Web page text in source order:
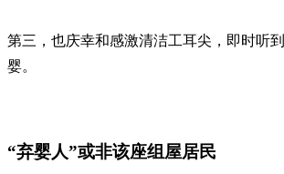
第三，也庆幸和感激清洁工耳尖，即时听
婴。
“弃婴人”或非该座组屋居民